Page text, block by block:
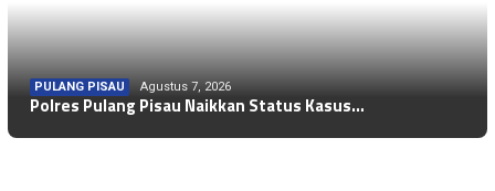
PULANG PISAU Agustus 7, 2026
Polres Pulang Pisau Naikkan Status Kasus…